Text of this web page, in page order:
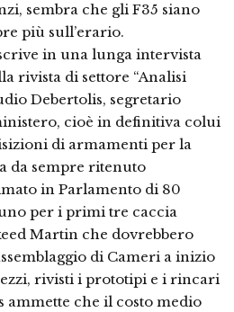
sembra che gli F35 siano
più sull’erario.
in una lunga intervista
rivista di settore “Analisi
Debertolis, segretario
cioè in definitiva colui
di armamenti per la
da sempre ritenuto
in Parlamento di 80
per i primi tre caccia
Martin che dovrebbero
di Cameri a inizio
rivisti i prototipi e i rincari
ammette che il costo medio